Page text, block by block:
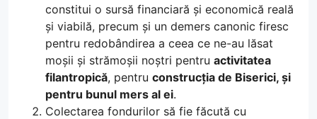
constitui o sursă financiară și economică reală
și viabilă, precum și un demers canonic firesc
pentru redobândirea a ceea ce ne-au lăsat
moșii și strămoșii noștri pentru activitatea
filantropică, pentru construcția de Biserici, și
pentru bunul mers al ei.
Colectarea fondurilor să fie făcută cu